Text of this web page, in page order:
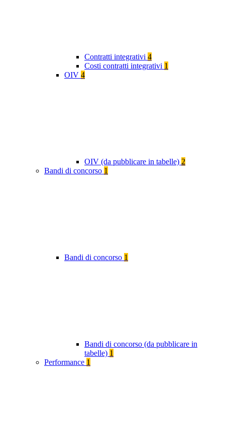
Contratti integrativi 4
Costi contratti integrativi 1
OIV 4
OIV (da pubblicare in tabelle) 2
Bandi di concorso 1
Bandi di concorso 1
Bandi di concorso (da pubblicare in
tabelle) 1
Performance 1